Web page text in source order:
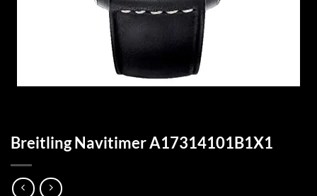
Breitling Navitimer A17314101B1X1